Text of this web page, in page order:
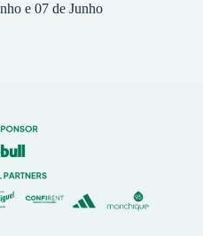
e 07 de Junho